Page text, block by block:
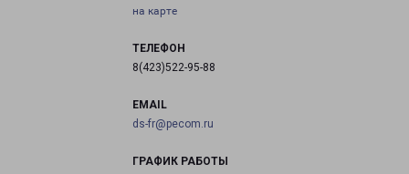
на карте
ТЕЛЕФОН
8(423)522-95-88
EMAIL
ds-fr@pecom.ru
ГРАФИК РАБОТЫ